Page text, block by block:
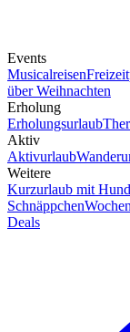
Events
Musicalreisen
über Weihnachten
Erholung
Erholungsurlaub
Aktiv
Aktivurlaub
Weitere
Kurzurlaub mit Hund
Schnäppchen
Deals